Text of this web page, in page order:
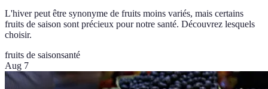
L'hiver peut être synonyme de fruits moins variés, mais certains
fruits de saison sont précieux pour notre santé. Découvrez lesquels
choisir.
fruits de saisonsanté
Aug 7